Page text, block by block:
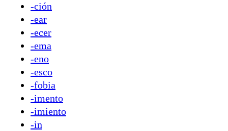
-ción
-ear
-ecer
-ema
-eno
-esco
-fobia
-imento
-imiento
-in